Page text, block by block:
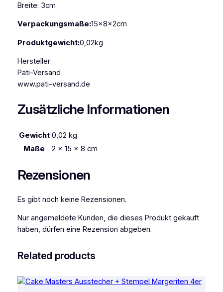
a
e
k
e
r
e
o
M
n
e
Breite: 3cm
Verpackungsmaße:15x8x2cm
Produktgewicht:0,02kg
Hersteller:
Pati-Versand
www.pati-versand.de
Zusätzliche Informationen
Gewicht 0,02 kg
Maße
2 × 15 × 8 cm
Rezensionen
Es gibt noch keine Rezensionen.
Nur angemeldete Kunden, die dieses Produkt gekauft
haben, dürfen eine Rezension abgeben.
Related products